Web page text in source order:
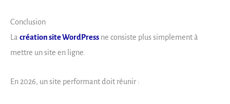
Conclusion
La création site WordPress ne consiste plus simplement à
mettre un site en ligne.
En 2026, un site performant doit réunir :